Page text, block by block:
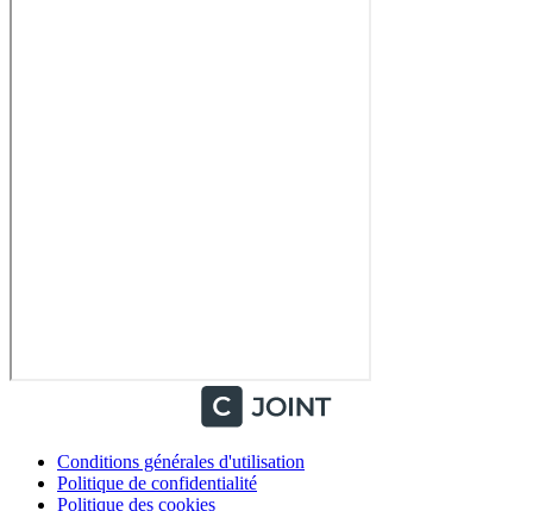
Conditions générales d'utilisation
Politique de confidentialité
Politique des cookies